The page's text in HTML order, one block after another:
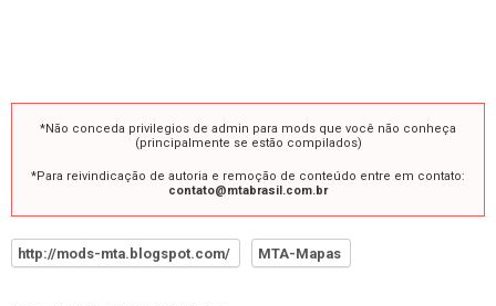
*Não conceda privilegios de admin para mods que você não conheça
(principalmente se estão compilados)
*Para reivindicação de autoria e remoção de conteúdo entre em contato:
contato@mtabrasil.com.br
http://mods-mta.blogspot.com/ MTA-Mapas